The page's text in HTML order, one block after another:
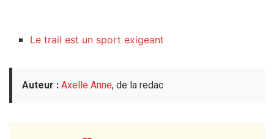
Le trail est un sport exigeant
Auteur :Axelle Anne, de la redac